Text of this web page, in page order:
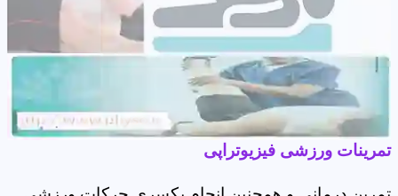
تمرینات ورزشی فیزیوتراپی